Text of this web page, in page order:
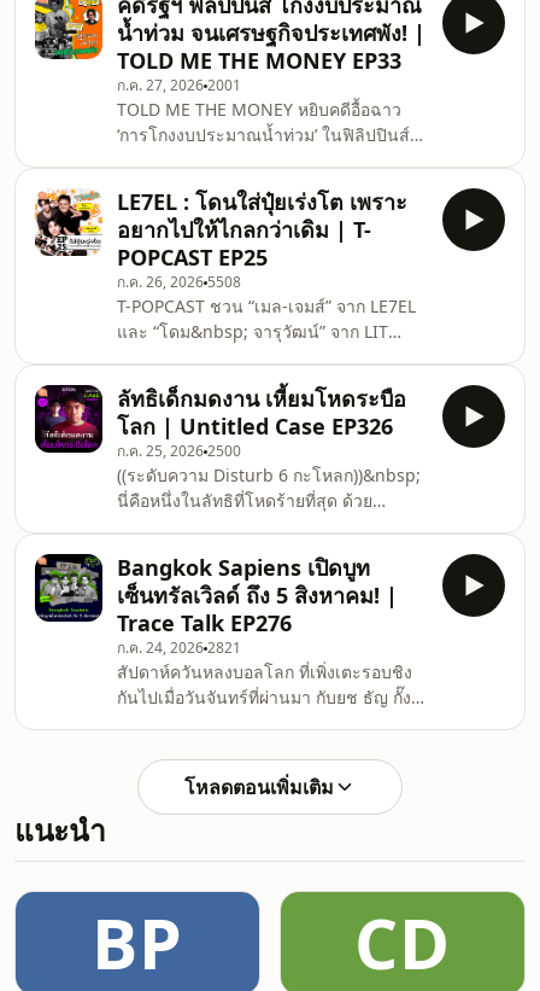
ให้เห็นการใช้โซเชียลมีเดียในความ
สัมพันธ์รัก ผ่านการวัดระดับความผูกพัน
ความรู้สึกจมปลัก ความทุ่มเท จนกลายมา
เป็นพฤติกรรมการส่อง (โดยเฉพาะหลังเลิก
ใหม่ๆ)&nbsp; *คำถามท้ายบท : คุณคิดว่า
คนถูกบอกเลิก VS คนบอกเลิกเอง คนไหน
ส่องแฟนเก่ามากกว่ากัน ?
น้ำท่วม จนเศรษฐกิจประเทศพัง! |
TOLD ME THE MONEY EP33
ก.ค. 27, 20262001
TOLD ME THE MONEY หยิบคดีอื้อฉาว
‘การโกงงบประมาณน้ำท่วม’ ในฟิลิปปินส์
ชีวิตและเศรษฐกิจเสียหาย ส่งผลให้ค่าเงิน
ตกต่ำเป็นประวัติการณ์ ที่สำคัญคดีนี้ดัน
เกี่ยวข้อกับนักการเมืองและเจ้าหน้าระดับ
สูง จึงจุดชนวนให้คนรุ่นใหม่หยิบธง One
Piece ลุกขึ้นมาประท้วงใหญ่ เพื่อกดดันให้
รัฐบาลรับผิดชอบและปฏิรูป!
#SalmonPodcast⁠ #TOLDMETHEMONEY
#น้ำท่วม #ฟิลิปปินส์​ #มาร์กอส #น
LE7EL : โดนใส่ปุ๋ยเร่งโต เพราะ
อยากไปให้ไกลกว่าเดิม | T-
POPCAST EP25
ก.ค. 26, 2026 5508
T-POPCAST ชวน “เมล-เจมส์” จาก LE7EL
และ “โดม&nbsp; จารุวัฒน์” จาก LIT
บอยแบนด์ เข้าสู่ตลาด T-POP ในยุคปัจจุบัน
การโดนใส่ปุ๋ยเร่งโต ด้วยการฝึกร้องฝึกเต้น
ฝึกแร็ป ทำให้พวกเขาพัฒนาอย่างรวดเร็ว
มาทำความรู้จักพวกเขา ผ่านเพลง / คาแรก
เตอร์ / บุคลิกของสมาชิก และเรื่องเล่า
สนุกๆ พร้อมกันเลย! #SalmonPodcast
#TPOPCAST #TPOP &nbsp;#LE7EL
ลัทธิเด็กมดงาน เหี้ยมโหดระบือ
โลก | Untitled Case EP326
ก.ค. 25, 20262500
((ระดับความ Disturb 6 กะโหลก))&nbsp;
นี่คือหนึ่งในลัทธิที่โหดร้ายที่สุด ด้วย
อย่าง Roch Thériault เมื่อเขาสถาปนาตน
เป็นผู้พยากรณ์ที่นำคำจากพระเจ้ามาบอกถึง
วันสิ้นโลก ผู้เชื่อถือเขาจำนวนหนึ่งถูกเขา
พาแยกตัวจากสังคม กลายเป็น Ant Hill
Kids เหล่ามดงานที่ทำงานเพื่อเขา แต่
เหตุการณ์พลิกผัน เมื่อคำทำนายไม่เป็นจริง
แต่ Thériault ยังกดขี่ ทำร้าย ทั้งร่างกาย
และจิตใจเหล่า
Bangkok Sapiens เปิดบูท
เซ็นทรัลเวิลด์ ถึง 5 สิงหาคม! |
Trace Talk EP276
ก.ค. 24, 20262821
สัปดาห์ควันหลงบอลโลก ที่เพิ่งเตะรอบชิง
กันไปเมื่อวันจันทร์ที่ผ่านมา กับยช ธัญ กั๊ง
มีน ยามาล เจอเมสซี่ แมตช์แบบนี้มีครั้ง
เดียว / นักพากย์ภาษาอังกฤษ​ติดผวน เรียก
ตั้งแต่วันนี้ถึง 5 สิงหาคม ไปดูกันได้จ้า
ถุงเท้า
โหลดตอนเพิ่มเติม
แนะนำ
BP CD